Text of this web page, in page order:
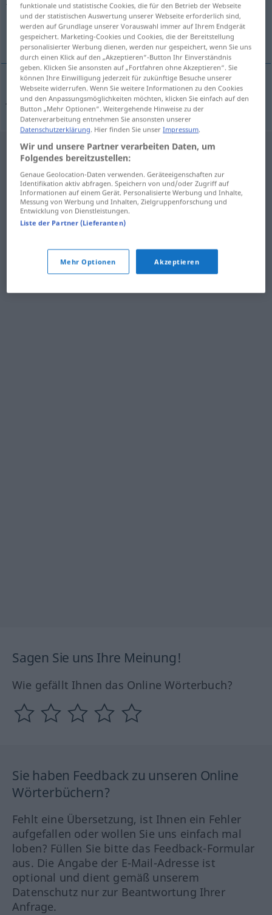
Übersicht aller Übersetzungen
(Für mehr Details die Übersetzung anklicken/antippen)
jazz → siehe „džez“
Sagen Sie uns Ihre Meinung!
Wie gefällt Ihnen das Online Wörterbuch?
Sie haben Feedback zu unseren Online
Wörterbüchern?
Fehlt eine Übersetzung, ist Ihnen ein Fehler
aufgefallen oder wollen Sie uns einfach mal
loben? Füllen Sie bitte das Feedback-Formular
aus. Die Angabe der E-Mail-Adresse ist
optional und dient gemäß unserem
Datenschutz nur zur Beantwortung Ihrer
Anfrage.
funktionale und statistische Cookies, die für den Betrieb der Webseite
und der statistischen Auswertung unserer Webseite erforderlich sind,
werden auf Grundlage unserer Vorauswahl immer auf Ihrem Endgerät
gespeichert. Marketing-Cookies und Cookies, die der Bereitstellung
personalisierter Werbung dienen, werden nur gespeichert, wenn Sie uns
durch einen Klick auf den „Akzeptieren“-Button Ihr Einverständnis
geben. Klicken Sie ansonsten auf „Fortfahren ohne Akzeptieren“. Sie
können Ihre Einwilligung jederzeit für zukünftige Besuche unserer
Webseite widerrufen. Wenn Sie weitere Informationen zu den Cookies
und den Anpassungsmöglichkeiten möchten, klicken Sie einfach auf den
Button „Mehr Optionen“. Weitergehende Hinweise zu der
Datenverarbeitung entnehmen Sie ansonsten unserer
Datenschutzerklärung. Hier finden Sie unserImpressum.
Wir und unsere Partner verarbeiten Daten, um
Folgendes bereitzustellen:
Genaue Geolocation-Daten verwenden. Geräteeigenschaften zur
Identifikation aktiv abfragen. Speichern von und/oder Zugriff auf
Informationen auf einem Gerät. Personalisierte Werbung und Inhalte,
Messung von Werbung und Inhalten, Zielgruppenforschung und
Entwicklung von Dienstleistungen.
Liste der Partner (Lieferanten)
Mehr Optionen Akzeptieren